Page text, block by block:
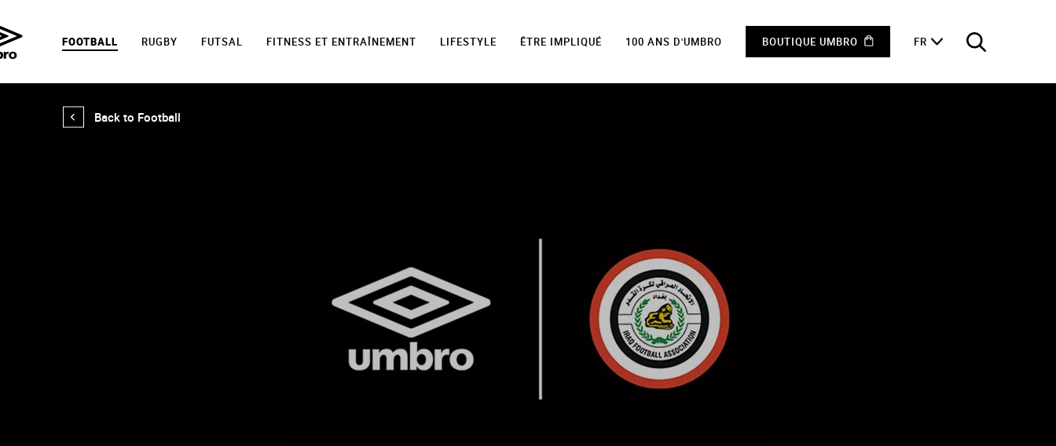
FOOTBALL RUGBY FUTSAL FITNESS ET ENTRAÎNEMENT LIFESTYLE ÊTRE IMPLIQUÉ 100 ANS D'UMBRO BOUTIQUE UMBRO FR
Back to Football